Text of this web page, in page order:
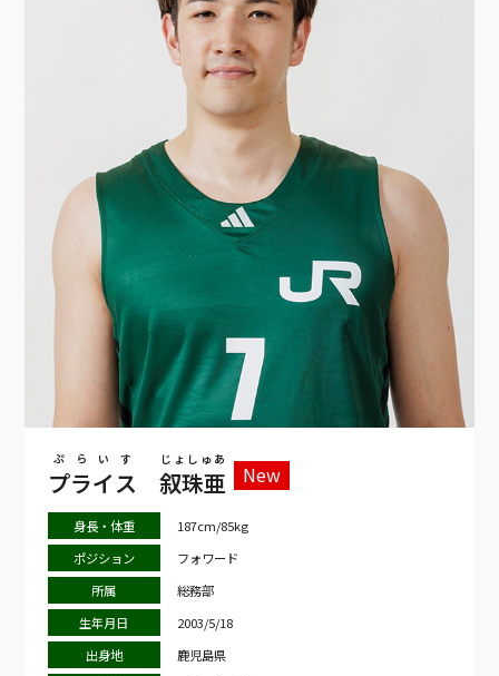
プライス
ぷらいす
叙珠亜
じょしゅあ
New
身長・体重
187cm/85kg
ポジション
フォワード
所属
総務部
生年月日
2003/5/18
出身地
鹿児島県